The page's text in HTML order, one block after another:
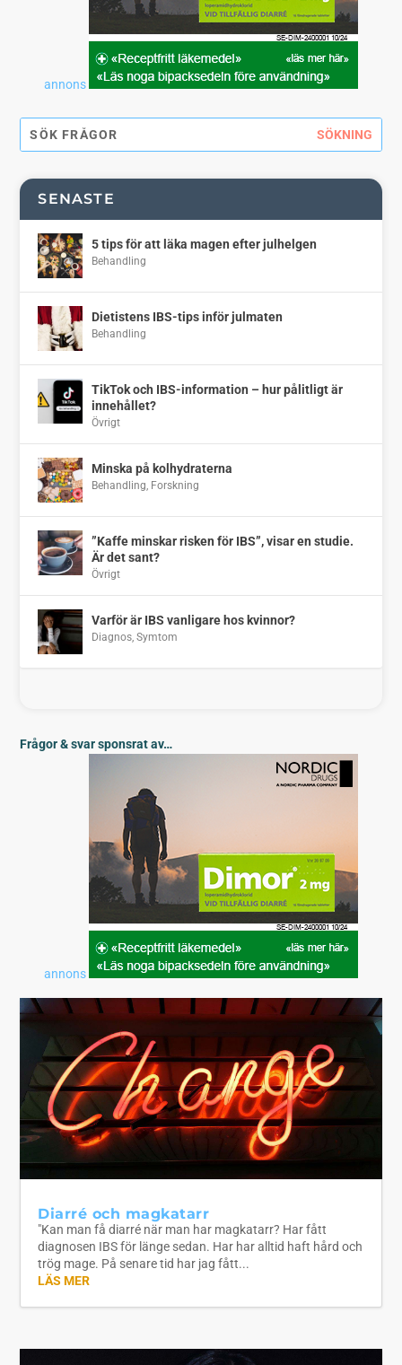
annons
SENASTE
5 tips för att läka magen efter julhelgen
Behandling
Dietistens IBS-tips inför julmaten
Behandling
TikTok och IBS-information – hur pålitligt är
innehållet?
Övrigt
Minska på kolhydraterna
Behandling, Forskning
”Kaffe minskar risken för IBS”, visar en studie.
Är det sant?
Övrigt
Varför är IBS vanligare hos kvinnor?
Diagnos,Symtom
Frågor & svar sponsrat av…
annons
Diarré och magkatarr
"Kan man få diarré när man har magkatarr? Har fått
diagnosen IBS för länge sedan. Har har alltid haft hård och
trög mage. På senare tid har jag fått...
LÄS MER